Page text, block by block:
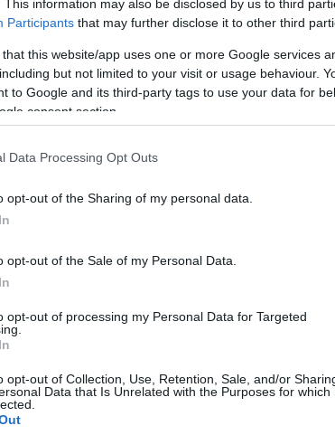
This information may also be disclosed by us to third
Participants that may further disclose it to other third
that this website/app uses one or more Google services
but not limited to your visit or usage behaviour.
to Google and its third-party tags to use your data for
consent section.
Data Processing Opt Outs
opt-out of the Sharing of my personal data.
opt-out of the Sale of my Personal Data.
opt-out of processing my Personal Data for Targeted
opt-out of Collection, Use, Retention, Sale, and/or
Data that Is Unrelated with the Purposes for which